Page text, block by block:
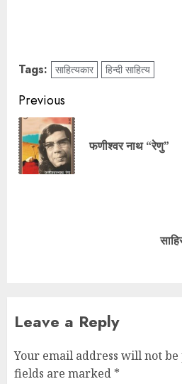
Tags: साहित्यकार हिन्दी साहित्य
Previous
फणीश्वर नाथ “रेणु”
Leave a Reply
Your email address will not be
fields are marked *